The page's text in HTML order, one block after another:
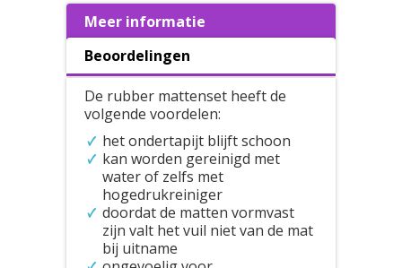
Meer informatie
Beoordelingen
De rubber mattenset heeft de
volgende voordelen:
het ondertapijt blijft schoon
kan worden gereinigd met
water of zelfs met
hogedrukreiniger
doordat de matten vormvast
zijn valt het vuil niet van de mat
bij uitname